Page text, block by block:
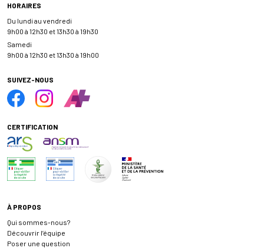
HORAIRES
Du lundi au vendredi
9h00 à 12h30 et 13h30 à 19h30
Samedi
9h00 à 12h30 et 13h30 à 19h00
SUIVEZ-NOUS
CERTIFICATION
À PROPOS
Qui sommes-nous?
Découvrir l’équipe
Poser une question